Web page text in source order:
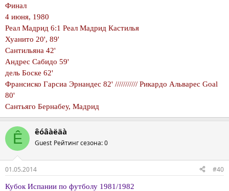
Финал
4 июня, 1980
Реал Мадрид 6:1 Реал Мадрид Кастилья
Хуанито 20', 89'
Сантильяна 42'
Андрес Сабидо 59'
дель Боске 62'
Франсиско Гарсиа Эрнандес 82' /////////// Рикардо Альварес Goal
80'
Сантьяго Бернабеу, Мадрид
Ê êóâàëäà
Guest Рейтинг сезона: 0
01.05.2014 #40
Кубок Испании по футболу 1981/1982